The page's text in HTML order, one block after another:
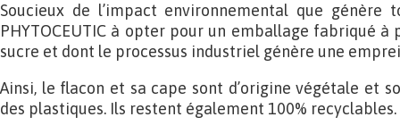
Soucieux de l’impact environnemental que génère
PHYTOCEUTIC à opter pour un emballage fabriqué à
sucre et dont le processus industriel génère une
Ainsi, le flacon et sa cape sont d’origine végétale et
des plastiques. Ils restent également 100% recyclables.